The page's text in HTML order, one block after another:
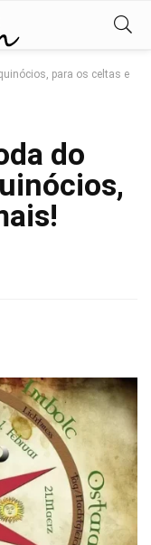
para os celtas e
do